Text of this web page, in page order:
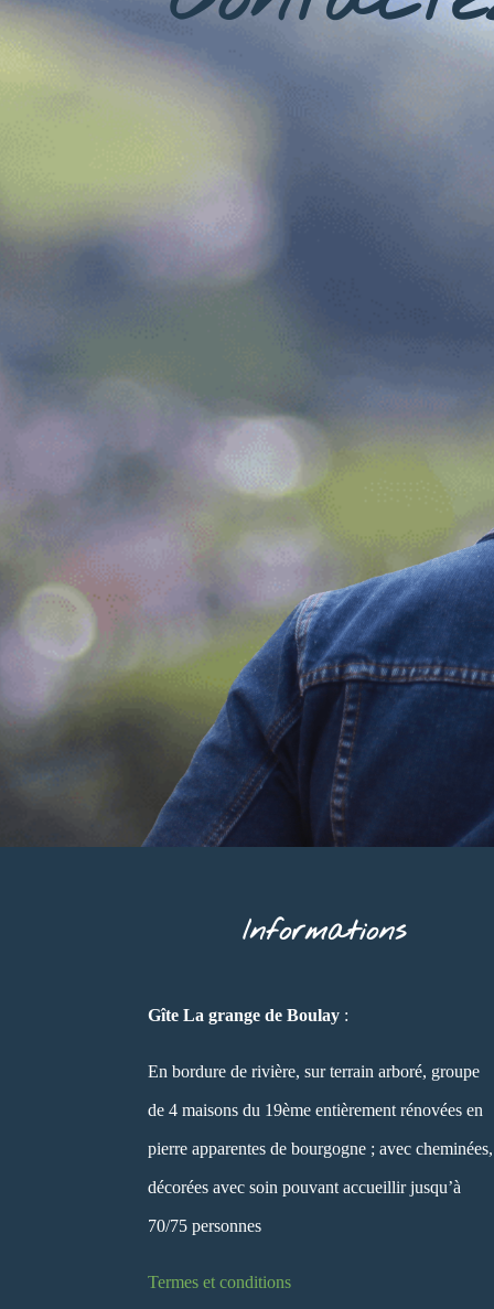
Informations
Gîte La grange de Boulay :
En bordure de rivière, sur terrain arboré, groupe
de 4 maisons du 19ème entièrement rénovées en
pierre apparentes de bourgogne ; avec cheminées,
décorées avec soin pouvant accueillir jusqu’à
70/75 personnes
Termes et conditions